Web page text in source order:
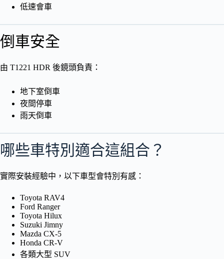
低速會車
倒車安全
由 T1221 HDR 後鏡頭負責：
地下室倒車
夜間停車
雨天倒車
哪些車特別適合這組合？
實際安裝經驗中，以下車型會特別有感：
Toyota RAV4
Ford Ranger
Toyota Hilux
Suzuki Jimny
Mazda CX-5
Honda CR-V
各類大型 SUV